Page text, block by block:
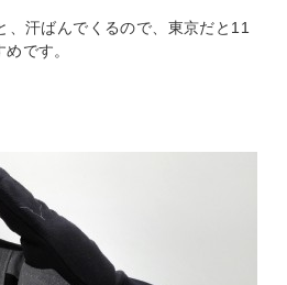
、汗ばんでくるので、東京だと11
です。